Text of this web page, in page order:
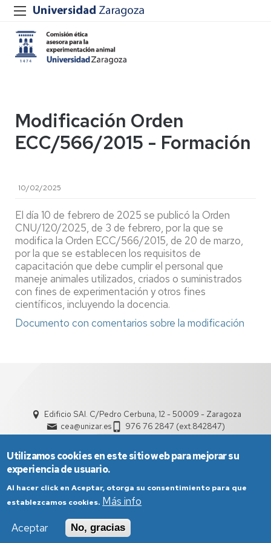
Modificación Orden
ECC/566/2015 - Formación
10/02/2025
El día 10 de febrero de 2025 se publicó la Orden
CNU/120/2025, de 3 de febrero, por la que se
modifica la Orden ECC/566/2015, de 20 de marzo,
por la que se establecen los requisitos de
capacitación que debe cumplir el personal que
maneje animales utilizados, criados o suministrados
con fines de experimentación y otros fines
científicos, incluyendo la docencia.
Documento con comentarios sobre la modificación
Edificio SAI. C/Pedro Cerbuna, 12 - 50009 - Zaragoza
cea@unizar.es
976 76 2847 (ext.842847)
Aviso Legal
Condiciones generales de uso
Política de Privacidad
Utilizamos cookies en este sitio web para mejorar su
experiencia de usuario.
Al hacer click en Aceptar, otorga su consentimiento para que
establezcamos cookies. Más info
Aceptar
No, gracias